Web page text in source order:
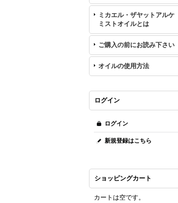
ミカエル・ザヤットアルケ
ミストオイルとは
ご購入の前にお読み下さい
オイルの使用方法
ログイン
ログイン
新規登録はこちら
ショッピングカート
カートは空です。